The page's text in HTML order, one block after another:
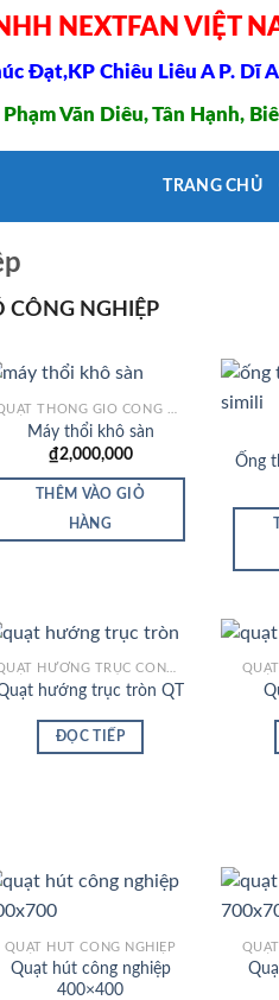
NEXTFAN VIỆT
Đạt,KP Chiêu Liêu A P. Dĩ
Văn Diêu, Tân Hạnh,
TRANG CHỦ
CÔNG NGHIỆP
Wishlist
Máy thổi khô sàn
₫2,000,000
THÊM VÀO GIỎ
HÀNG
Ống
Add to
hướng trục tròn QT
ĐỌC TIẾP
Add to
QUẠT HÚT CÔNG NGHIỆP
Quạt hút công nghiệp
400×400